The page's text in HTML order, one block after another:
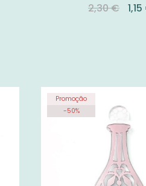
2,30 €
Promoção
-50%